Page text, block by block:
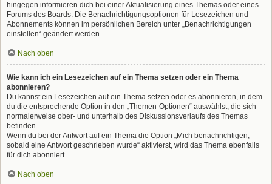
hingegen informieren dich bei einer Aktualisierung eines Themas oder eines
Forums des Boards. Die Benachrichtigungsoptionen für Lesezeichen und
Abonnements können im persönlichen Bereich unter „Benachrichtigungen
einstellen“ geändert werden.
Nach oben
Wie kann ich ein Lesezeichen auf ein Thema setzen oder ein Thema
abonnieren?
Du kannst ein Lesezeichen auf ein Thema setzen oder es abonnieren, in dem
du die entsprechende Option in den „Themen-Optionen“ auswählst, die sich
normalerweise ober- und unterhalb des Diskussionsverlaufs des Themas
befinden.
Wenn du bei der Antwort auf ein Thema die Option „Mich benachrichtigen,
sobald eine Antwort geschrieben wurde“ aktivierst, wird das Thema ebenfalls
für dich abonniert.
Nach oben